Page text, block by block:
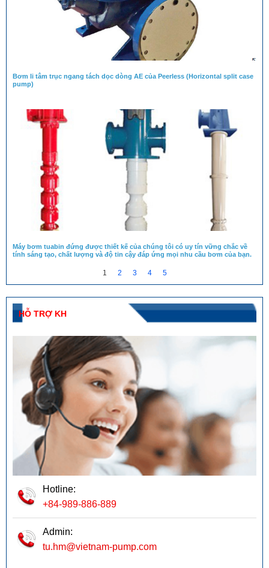
Bơm li tâm trục ngang tách dọc dòng AE của Peerless (Horizontal split case
pump)
Máy bơm tuabin đứng được thiết kế của chúng tôi có uy tín vững chắc về
tính sáng tạo, chất lượng và độ tin cậy đáp ứng mọi nhu cầu bơm của bạn.
1 2 3 4 5
HỖ TRỢ KH
Hotline:
+84-989-886-889
Admin:
tu.hm@vietnam-pump.com